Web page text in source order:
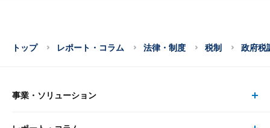
トップ レポート・コラム 法律・制度 税制 政府税
事業・ソリューション